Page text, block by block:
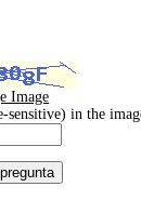
Image
sensitive) in the